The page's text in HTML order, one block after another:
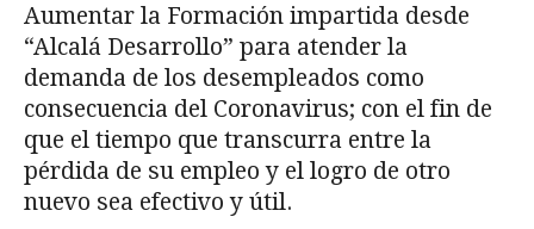
Aumentar la Formación impartida desde
“Alcalá Desarrollo” para atender la
demanda de los desempleados como
consecuencia del Coronavirus; con el fin de
que el tiempo que transcurra entre la
pérdida de su empleo y el logro de otro
nuevo sea efectivo y útil.